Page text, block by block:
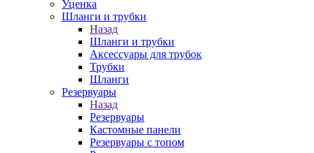
Уценка
Шланги и трубки
Назад
Шланги и трубки
Аксессуары для трубок
Трубки
Шланги
Резервуары
Назад
Резервуары
Кастомные панели
Резервуары с топом